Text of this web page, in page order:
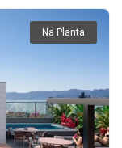
Na Planta